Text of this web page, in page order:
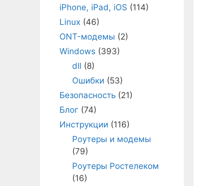
iPhone, iPad, iOS (114)
Linux (46)
ONT-модемы (2)
Windows (393)
dll (8)
Ошибки (53)
Безопасность (21)
Блог (74)
Инструкции (116)
Роутеры и модемы
(79)
Роутеры Ростелеком
(16)